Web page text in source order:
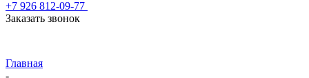
+7 926 812-09-77
Заказать звонок
Главная
-